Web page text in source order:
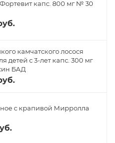
капс. 800 мг № 30
камчатского лосося
детей с 3-лет капс. 300 мг
БАД
с крапивой Мирролла